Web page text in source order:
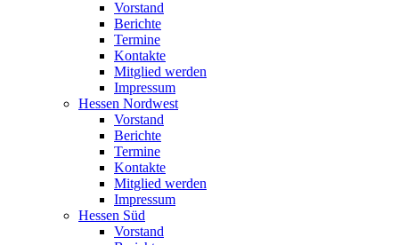
Vorstand
Berichte
Termine
Kontakte
Mitglied werden
Impressum
Hessen Nordwest
Vorstand
Berichte
Termine
Kontakte
Mitglied werden
Impressum
Hessen Süd
Vorstand